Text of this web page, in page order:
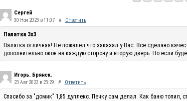
Сергей
30 Ноя 2023 в 11:07 # Ответить
Палатка 3х3
Палатка отличная! Не пожалел что заказал у Вас. Все сделано
дополнительно окон на каждую сторону и вторую дверь. Но если
Игорь. Брянск.
23 Авг 2023 в 23:29 # Ответить
Спасибо за "домик" 1,85 дуплекс. Печку сам делал. Как баню топил,